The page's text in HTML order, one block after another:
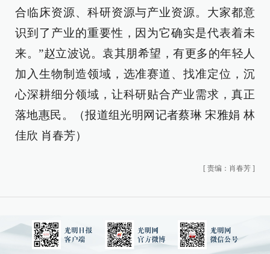
合临床资源、科研资源与产业资源。大家都意
识到了产业的重要性，因为它确实是代表着未
来。”赵立波说。袁其朋希望，有更多的年轻人
加入生物制造领域，选准赛道、找准定位，沉
心深耕细分领域，让科研贴合产业需求，真正
落地惠民。（报道组光明网记者蔡琳 宋雅娟 林
佳欣 肖春芳）
[ 责编：肖春芳 ]